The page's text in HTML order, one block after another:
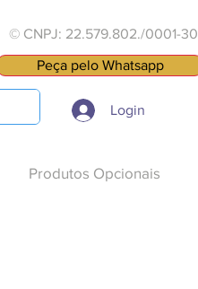
© CNPJ: 22.579.802./0001-30
Peça pelo Whatsapp
Login
Produtos Opcionais